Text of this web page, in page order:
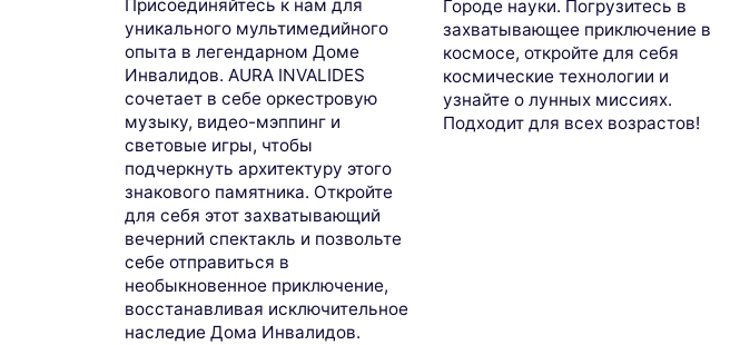
Присоединяйтесь к нам для
уникального мультимедийного
опыта в легендарном Доме
Инвалидов. AURA INVALIDES
сочетает в себе оркестровую
музыку, видео-мэппинг и
световые игры, чтобы
подчеркнуть архитектуру этого
знакового памятника. Откройте
для себя этот захватывающий
вечерний спектакль и позвольте
себе отправиться в
необыкновенное приключение,
восстанавливая исключительное
наследие Дома Инвалидов.
Городе науки. Погрузитесь в
захватывающее приключение в
космосе, откройте для себя
космические технологии и
узнайте о лунных миссиях.
Подходит для всех возрастов!